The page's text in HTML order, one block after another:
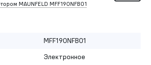
MAUNFELD MFF190NFB01
MFF190NFB01
Электронное